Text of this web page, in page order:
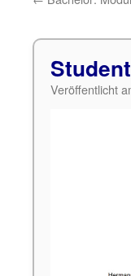
Veröffentlicht